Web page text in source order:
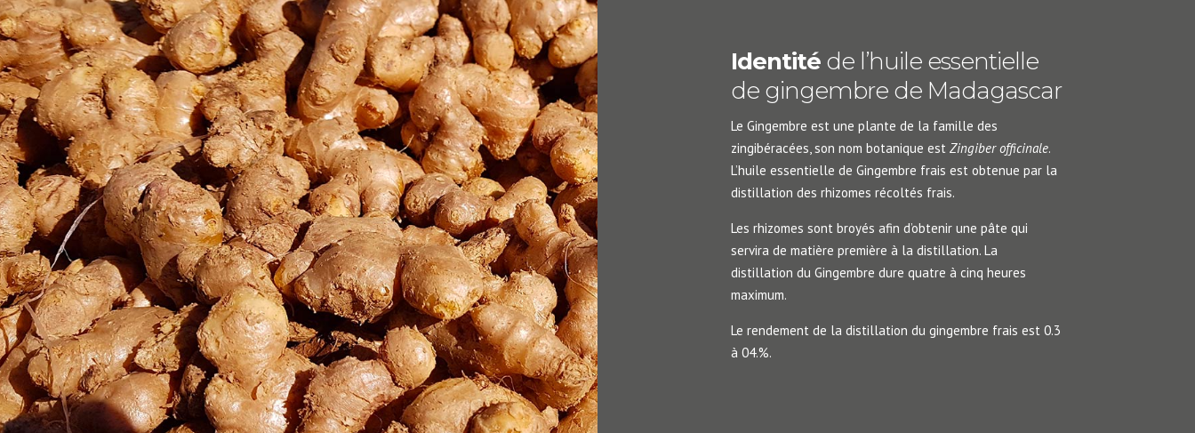
Identité de l’huile essentielle
de gingembre de Madagascar
Le Gingembre est une plante de la famille des
zingibéracées, son nom botanique est Zingiber officinale.
L’huile essentielle de Gingembre frais est obtenue par la
distillation des rhizomes récoltés frais.
Les rhizomes sont broyés afin d’obtenir une pâte qui
servira de matière première à la distillation. La
distillation du Gingembre dure quatre à cinq heures
maximum.
Le rendement de la distillation du gingembre frais est 0.3
à 04.%.